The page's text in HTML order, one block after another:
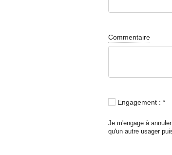
Commentaire
Engagement : *
Je m'engage à
qu'un autre usager